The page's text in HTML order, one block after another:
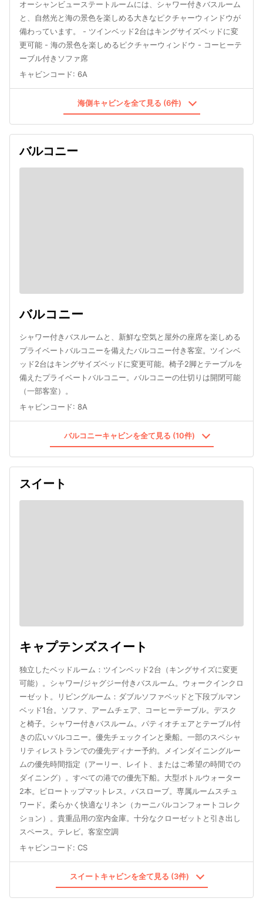
オーシャンビューステートルームには、シャワー付きバスルーム
と、自然光と海の景色を楽しめる大きなピクチャーウィンドウが
備わっています。 - ツインベッド2台はキングサイズベッドに変
更可能 - 海の景色を楽しめるピクチャーウィンドウ - コーヒーテ
ーブル付きソファ席
キャビンコード: 6A
海側キャビンを全て見る (6件)
バルコニー
バルコニー
シャワー付きバスルームと、新鮮な空気と屋外の座席を楽しめる
プライベートバルコニーを備えたバルコニー付き客室。ツインベ
ッド2台はキングサイズベッドに変更可能。椅子2脚とテーブルを
備えたプライベートバルコニー。バルコニーの仕切りは開閉可能
（一部客室）。
キャビンコード: 8A
バルコニーキャビンを全て見る (10件)
スイート
キャプテンズスイート
独立したベッドルーム：ツインベッド2台（キングサイズに変更
可能）。シャワー/ジャグジー付きバスルーム。ウォークインクロ
ーゼット。リビングルーム：ダブルソファベッドと下段プルマン
ベッド1台。ソファ、アームチェア、コーヒーテーブル。デスク
と椅子。シャワー付きバスルーム。パティオチェアとテーブル付
きの広いバルコニー。優先チェックインと乗船。一部のスペシャ
リティレストランでの優先ディナー予約。メインダイニングルー
ムの優先時間指定（アーリー、レイト、またはご希望の時間での
ダイニング）。すべての港での優先下船。大型ボトルウォーター
2本。ピロートップマットレス。バスローブ。専属ルームスチュ
ワード。柔らかく快適なリネン（カーニバルコンフォートコレク
ション）。貴重品用の室内金庫。十分なクローゼットと引き出し
スペース。テレビ。客室空調
キャビンコード: CS
スイートキャビンを全て見る (3件)